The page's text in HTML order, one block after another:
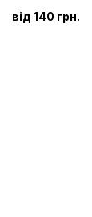
від 140 грн.